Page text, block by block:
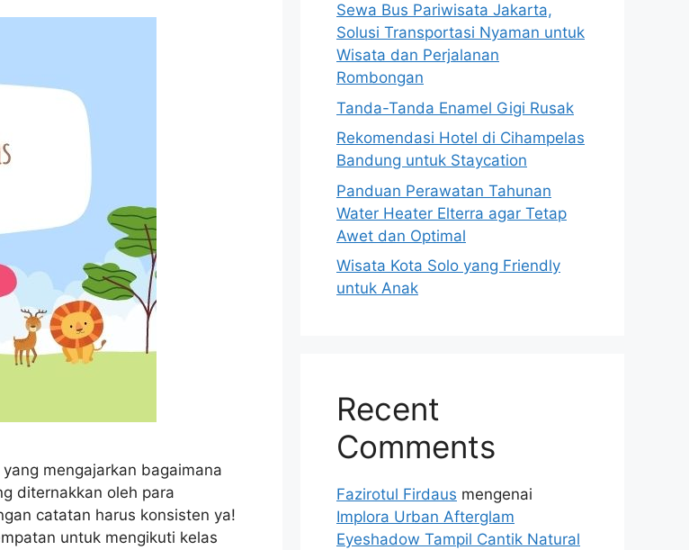
mengajarkan bagaimana
diternakkan oleh para
catatan harus konsisten ya!
untuk mengikuti kelas
Sewa Bus Pariwisata Jakarta,
Solusi Transportasi Nyaman untuk
Wisata dan Perjalanan
Rombongan
Tanda-Tanda Enamel Gigi Rusak
Rekomendasi Hotel di Cihampelas
Bandung untuk Staycation
Panduan Perawatan Tahunan
Water Heater Elterra agar Tetap
Awet dan Optimal
Wisata Kota Solo yang Friendly
untuk Anak
Recent
Comments
Fazirotul Firdaus mengenai
Implora Urban Afterglam
Eyeshadow Tampil Cantik Natural